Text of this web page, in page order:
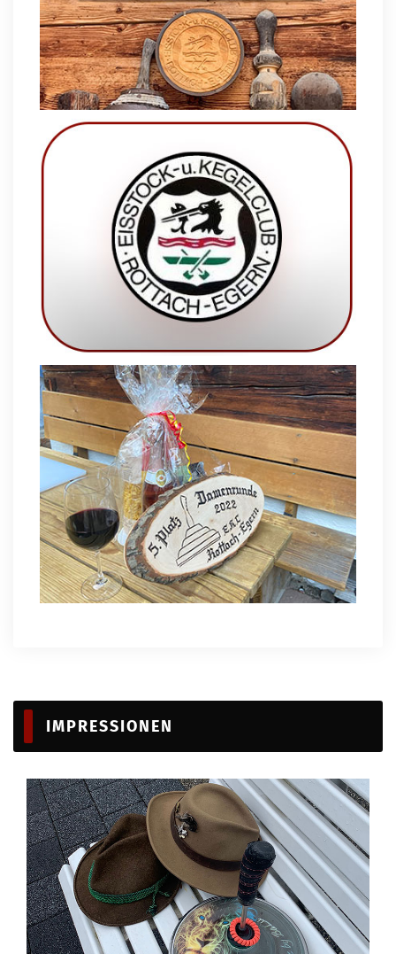
IMPRESSIONEN